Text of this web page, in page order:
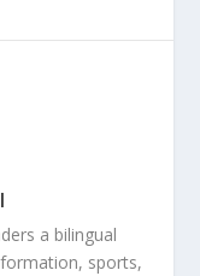
a bilingual
sports,